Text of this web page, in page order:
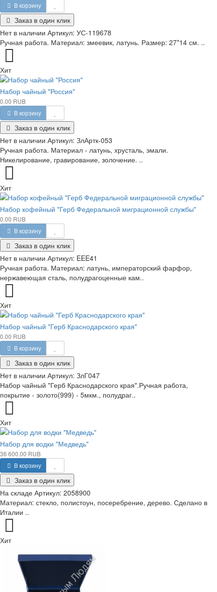
В корзину
Заказ в один клик
Нет в наличии Артикул: УС-119678
Ручная работа. Материал: змеевик, латунь. Размер: 27*14 см. ..
Хит
Набор чайный "Россия"
0.00 RUB
В корзину
Заказ в один клик
Нет в наличии Артикул: ЗлАртк-053
Ручная работа. Материал - латунь, хрусталь, эмали.
Никелирование, гравирование, золочение. ..
Хит
Набор кофейный "Герб Федеральной миграционной службы"
0.00 RUB
В корзину
Заказ в один клик
Нет в наличии Артикул: EEE41
Ручная работа. Материал: латунь, императорский фарфор,
нержавеющая сталь, полудрагоценные кам..
Хит
Набор чайный "Герб Краснодарского края"
0.00 RUB
В корзину
Заказ в один клик
Нет в наличии Артикул: ЗлГ047
Набор чайный "Герб Краснодарского края".Ручная работа,
покрытие - золото(999) - 5мкм., полудраг..
Хит
Набор для водки "Медведь"
36 600.00 RUB
В корзину
Заказ в один клик
На складе Артикул: 2058900
Материал: стекло, полистоун, посеребрение, дерево. Сделано в
Италии ..
Хит